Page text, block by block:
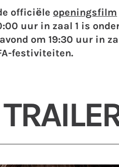
officiële openingsfilm
uur in zaal 1 is
om 19:30 uur in
festiviteiten.